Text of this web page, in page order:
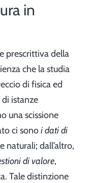
in
prescrittiva della
che la studia
di fisica ed
di istanze
una scissione
ci sonoi dati di
naturali; dall’altro,
di valore,
Tale distinzione